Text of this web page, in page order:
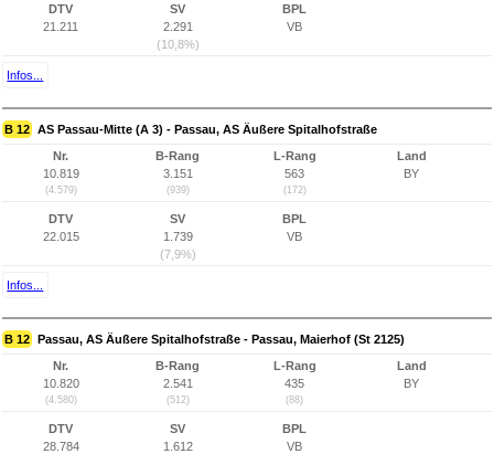
DTV
21.211
SV
2.291
(10,8%)
BPL
VB
Infos...
B 12 AS Passau-Mitte (A 3) - Passau, AS Äußere Spitalhofstraße
Nr.
10.819
(4.579)
B-Rang
3.151
(939)
L-Rang
563
(172)
Land
BY
DTV
22.015
SV
1.739
(7,9%)
BPL
VB
Infos...
B 12 Passau, AS Äußere Spitalhofstraße - Passau, Maierhof (St 2125)
Nr.
10.820
(4.580)
B-Rang
2.541
(512)
L-Rang
435
(88)
Land
BY
DTV
28.784
SV
1.612
BPL
VB